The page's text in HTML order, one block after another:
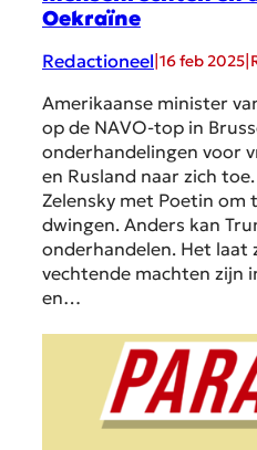
Oekraïne
Redactioneel 16 feb 2025
Amerikaanse minister
op de NAVO-top in
onderhandelingen voor
en Rusland naar zich
Zelensky met Poetin om
dwingen. Anders kan
onderhandelen. Het laat
vechtende machten zijn
en…